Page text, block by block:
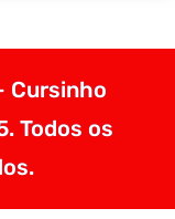
Cursinho
Todos os